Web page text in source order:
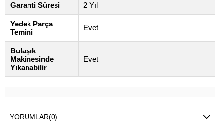
Garanti Süresi 2 Yıl
Yedek Parça
Temini
Evet
Bulaşık
Makinesinde
Yıkanabilir
Evet
YORUMLAR(0)